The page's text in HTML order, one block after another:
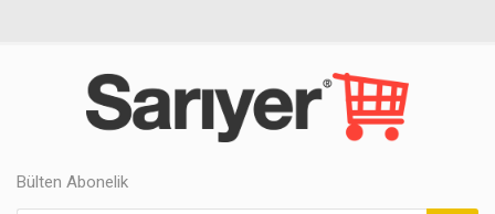
Bülten Abonelik